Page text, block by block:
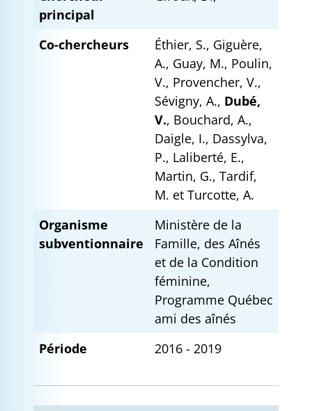
principal
Co-chercheurs
Éthier, S., Giguère,
A., Guay, M., Poulin,
V., Provencher, V.,
Sévigny, A., Dubé,
V., Bouchard, A.,
Daigle, I., Dassylva,
P., Laliberté, E.,
Martin, G., Tardif,
M. et Turcotte, A.
Organisme
subventionnaire
Ministère de la
Famille, des Aînés
et de la Condition
féminine,
Programme Québec
ami des aînés
Période
2016 - 2019